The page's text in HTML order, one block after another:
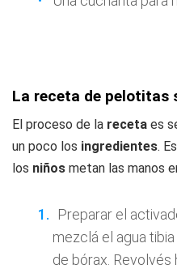
La receta de pelotitas
El proceso de la receta es
un poco los ingredientes.
los niños metan las manos
Preparar el
mezclá el agua
de bórax. Revolvés